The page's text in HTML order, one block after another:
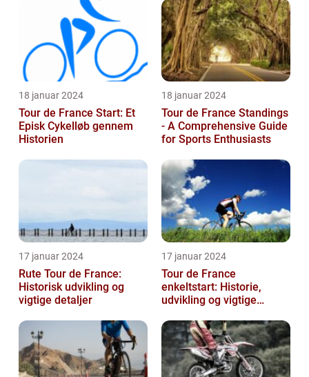
18 januar 2024
Tour de France Start: Et
Episk Cykelløb gennem
Historien
18 januar 2024
Tour de France Standings
- A Comprehensive Guide
for Sports Enthusiasts
17 januar 2024
Rute Tour de France:
Historisk udvikling og
vigtige detaljer
17 januar 2024
Tour de France
enkeltstart: Historie,
udvikling og vigtige